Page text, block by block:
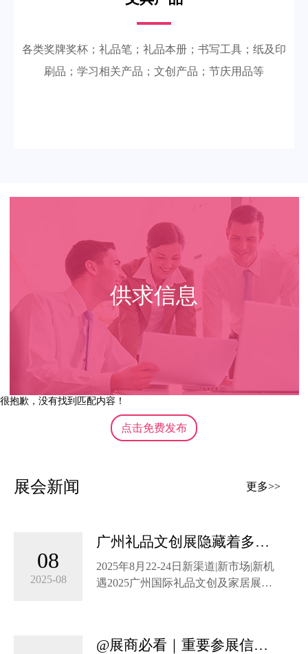
各类奖牌奖杯；礼品笔；礼品本册；书写工具；纸及印
刷品；学习相关产品；文创产品；节庆用品等
供求信息
很抱歉，没有找到匹配内容！
点击免费发布
展会新闻 更多>>
08
2025-08
广州礼品文创展隐藏着多少
惊喜？8月22-24日广交会展
馆~快来一探究竟！
2025年8月22-24日新渠道|新市场|新机
遇2025广州国际礼品文创及家居展展
里！限时免费注册，现场免排队！扫
@展商必看｜重要参展信息